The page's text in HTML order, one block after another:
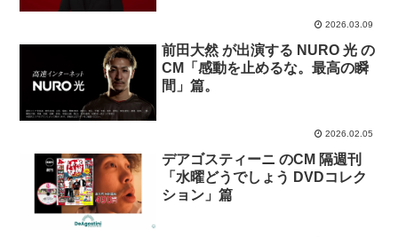
2026.03.09
前田大然 が出演する NURO 光 の
CM「感動を止めるな。最高の瞬
間」篇。
2026.02.05
デアゴスティーニ のCM 隔週刊
「水曜どうでしょう DVDコレク
ション」篇